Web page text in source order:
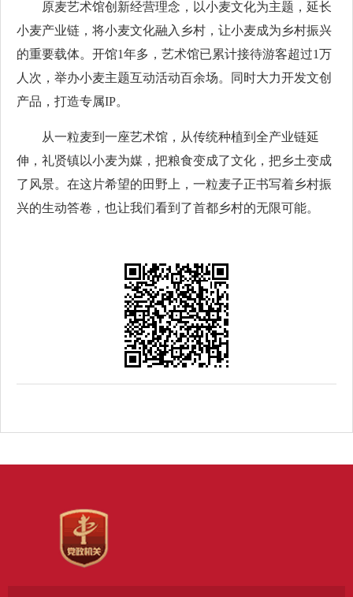
原麦艺术馆创新经营理念，以小麦文化为主题，延长
小麦产业链，将小麦文化融入乡村，让小麦成为乡村振兴
的重要载体。开馆1年多，艺术馆已累计接待游客超过1万
人次，举办小麦主题互动活动百余场。同时大力开发文创
产品，打造专属IP。
从一粒麦到一座艺术馆，从传统种植到全产业链延
伸，礼贤镇以小麦为媒，把粮食变成了文化，把乡土变成
了风景。在这片希望的田野上，一粒麦子正书写着乡村振
兴的生动答卷，也让我们看到了首都乡村的无限可能。